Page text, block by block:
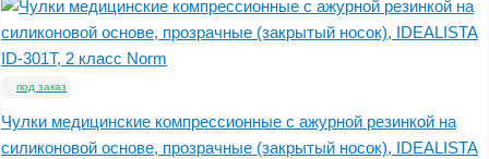
под заказ
Чулки медицинские компрессионные с ажурной резинкой на
силиконовой основе, прозрачные (закрытый носок), IDEALISTA